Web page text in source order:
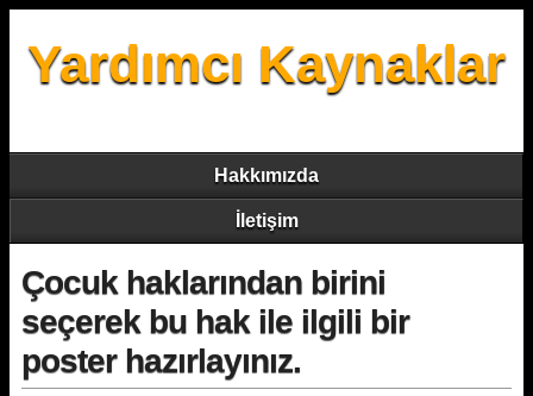
Yardımcı Kaynaklar
Hakkımızda
İletişim
Çocuk haklarından birini
seçerek bu hak ile ilgili bir
poster hazırlayınız.